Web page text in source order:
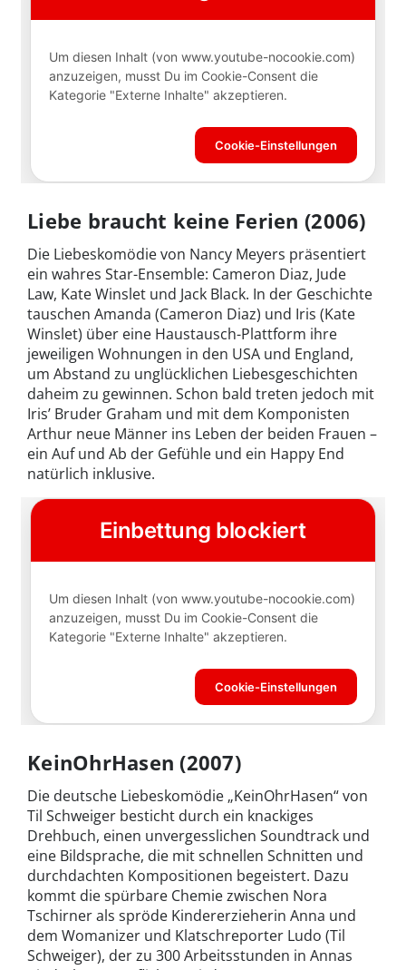
Liebe braucht keine Ferien (2006)
Die Liebeskomödie von Nancy Meyers präsentiert
ein wahres Star-Ensemble: Cameron Diaz, Jude
Law, Kate Winslet und Jack Black. In der Geschichte
tauschen Amanda (Cameron Diaz) und Iris (Kate
Winslet) über eine Haustausch-Plattform ihre
jeweiligen Wohnungen in den USA und England,
um Abstand zu unglücklichen Liebesgeschichten
daheim zu gewinnen. Schon bald treten jedoch mit
Iris’ Bruder Graham und mit dem Komponisten
Arthur neue Männer ins Leben der beiden Frauen –
ein Auf und Ab der Gefühle und ein Happy End
natürlich inklusive.
KeinOhrHasen (2007)
Die deutsche Liebeskomödie „KeinOhrHasen“ von
Til Schweiger besticht durch ein knackiges
Drehbuch, einen unvergesslichen Soundtrack und
eine Bildsprache, die mit schnellen Schnitten und
durchdachten Kompositionen begeistert. Dazu
kommt die spürbare Chemie zwischen Nora
Tschirner als spröde Kindererzieherin Anna und
dem Womanizer und Klatschreporter Ludo (Til
Schweiger), der zu 300 Arbeitsstunden in Annas